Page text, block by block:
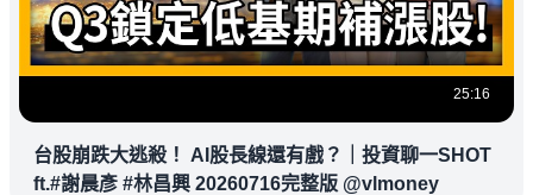
25:16
台股崩跌大逃殺！ AI股長線還有戲？｜投資聊一SHOT
ft.#謝晨彥 #林昌興 20260716完整版 @vlmoney